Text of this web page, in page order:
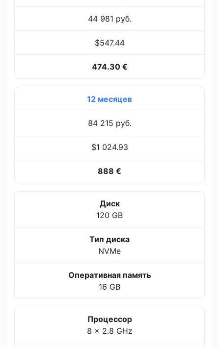
44 981 руб.
$547.44
474.30 €
12 месяцев
84 215 руб.
$1 024.93
888 €
Диск
120 GB
Тип диска
NVMe
Оперативная память
16 GB
Процессор
8 x 2.8 GHz